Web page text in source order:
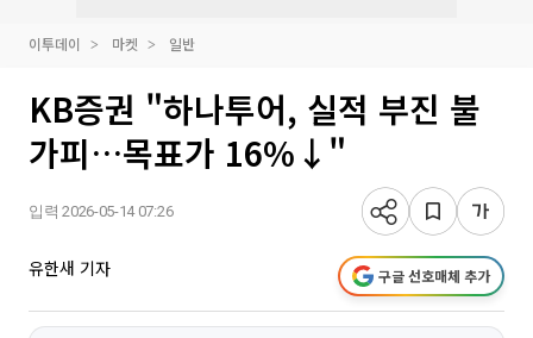
이투데이 마켓 일반
KB증권 "하나투어, 실적 부진 불
가피…목표가 16%↓"
입력 2026-05-14 07:26
유한새 기자 구글 선호매체 추가